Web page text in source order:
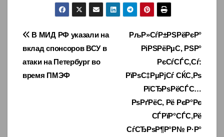
Навигация
по
записям
РљР»СѓР±РЅРёРєР°
РіРЅРёРµС‚ РЅР°
РєСѓСЃС‚Сѓ:
РїРѕС‡РµРјСѓ СЌС‚Рѕ
РїСЂРѕРёСЃС…
РѕРґРёС‚ Рё РєР°Рє
СЃРїР°СЃС‚Рё
СѓСЂРѕР¶Р°Р№ Р·Р°
В МИД РФ указали на
вклад спонсоров ВСУ в
атаки на Петербург во
время ПМЭФ